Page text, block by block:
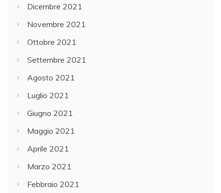
Dicembre 2021
Novembre 2021
Ottobre 2021
Settembre 2021
Agosto 2021
Luglio 2021
Giugno 2021
Maggio 2021
Aprile 2021
Marzo 2021
Febbraio 2021